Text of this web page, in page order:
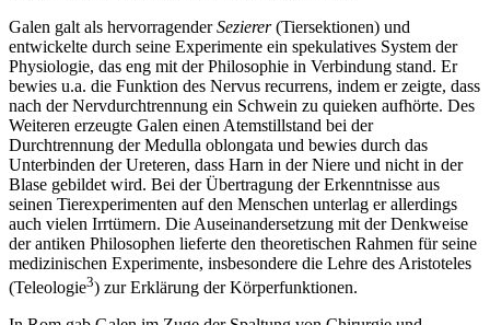
Galen galt als hervorragenderSezierer(Tiersektionen) und
entwickelte durch seine Experimente ein spekulatives System der
Physiologie, das eng mit der Philosophie in Verbindung stand. Er
bewies u.a. die Funktion des Nervus recurrens, indem er zeigte, dass
nach der Nervdurchtrennung ein Schwein zu quieken aufhörte. Des
Weiteren erzeugte Galen einen Atemstillstand bei der
Durchtrennung der Medulla oblongata und bewies durch das
Unterbinden der Ureteren, dass Harn in der Niere und nicht in der
Blase gebildet wird. Bei der Übertragung der Erkenntnisse aus
seinen Tierexperimenten auf den Menschen unterlag er allerdings
auch vielen Irrtümern. Die Auseinandersetzung mit der Denkweise
der antiken Philosophen lieferte den theoretischen Rahmen für seine
medizinischen Experimente, insbesondere die Lehre des Aristoteles
(Teleologie3) zur Erklärung der Körperfunktionen.